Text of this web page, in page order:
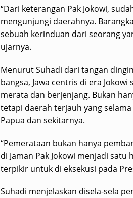
“Dari keterangan Pak Jokowi,
mengunjungi daerahnya.
sebuah kerinduan dari seorang
ujarnya.
Menurut Suhadi dari tangan
bangsa, Jawa centris di era
merata dan berjenjang. Bukan
tetapi daerah terjauh yang
Papua dan sekitarnya.
“Pemerataan bukan hanya
di Jaman Pak Jokowi menjadi
terpikir untuk di eksekusi pada
Suhadi menjelaskan disela-sela